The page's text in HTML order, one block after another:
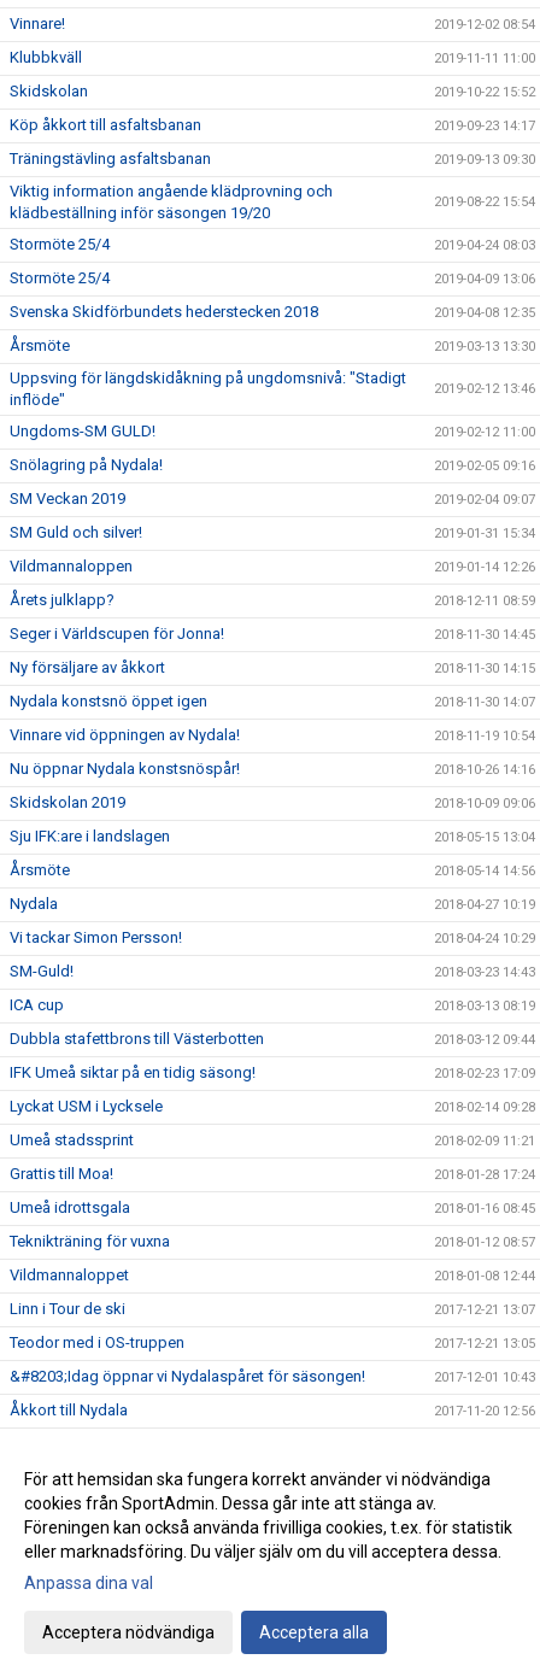
Vinnare! 2019-12-02 08:54
Klubbkväll 2019-11-11 11:00
Skidskolan 2019-10-22 15:52
Köp åkkort till asfaltsbanan 2019-09-23 14:17
Träningstävling asfaltsbanan 2019-09-13 09:30
Viktig information angående klädprovning och
klädbeställning inför säsongen 19/20
2019-08-22 15:54
Stormöte 25/4 2019-04-24 08:03
Stormöte 25/4 2019-04-09 13:06
Svenska Skidförbundets hederstecken 2018 2019-04-08 12:35
Årsmöte 2019-03-13 13:30
Uppsving för längdskidåkning på ungdomsnivå: "Stadigt
inflöde"
2019-02-12 13:46
Ungdoms-SM GULD! 2019-02-12 11:00
Snölagring på Nydala! 2019-02-05 09:16
SM Veckan 2019 2019-02-04 09:07
SM Guld och silver! 2019-01-31 15:34
Vildmannaloppen 2019-01-14 12:26
Årets julklapp? 2018-12-11 08:59
Seger i Världscupen för Jonna! 2018-11-30 14:45
Ny försäljare av åkkort 2018-11-30 14:15
Nydala konstsnö öppet igen 2018-11-30 14:07
Vinnare vid öppningen av Nydala! 2018-11-19 10:54
Nu öppnar Nydala konstsnöspår! 2018-10-26 14:16
Skidskolan 2019 2018-10-09 09:06
Sju IFK:are i landslagen 2018-05-15 13:04
Årsmöte 2018-05-14 14:56
Nydala 2018-04-27 10:19
Vi tackar Simon Persson! 2018-04-24 10:29
SM-Guld! 2018-03-23 14:43
ICA cup 2018-03-13 08:19
Dubbla stafettbrons till Västerbotten 2018-03-12 09:44
IFK Umeå siktar på en tidig säsong! 2018-02-23 17:09
Lyckat USM i Lycksele 2018-02-14 09:28
Umeå stadssprint 2018-02-09 11:21
Grattis till Moa! 2018-01-28 17:24
Umeå idrottsgala 2018-01-16 08:45
Teknikträning för vuxna 2018-01-12 08:57
Vildmannaloppet 2018-01-08 12:44
Linn i Tour de ski 2017-12-21 13:07
Teodor med i OS-truppen 2017-12-21 13:05
&#8203;Idag öppnar vi Nydalaspåret för säsongen! 2017-12-01 10:43
Åkkort till Nydala 2017-11-20 12:56
Vi söker ansvarig ledare för skidskolan 2017-10-25 15:02
Träningsstart för alla ungdomsgrupper 2017-10-03 12:24
Gå till Webbversion
För att hemsidan ska fungera korrekt använder vi nödvändiga
cookies från SportAdmin. Dessa går inte att stänga av.
Föreningen kan också använda frivilliga cookies, t.ex. för statistik
eller marknadsföring. Du väljer själv om du vill acceptera dessa.
Anpassa dina val
Acceptera nödvändiga Acceptera alla